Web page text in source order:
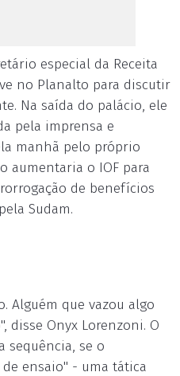
especial da Receita
no Planalto para discutir
Na saída do palácio, ele
pela imprensa e
manhã pelo próprio
aumentaria o IOF para
de benefícios
Sudam.
Alguém que vazou algo
disse Onyx Lorenzoni. O
sequência, se o
ensaio" - uma tática